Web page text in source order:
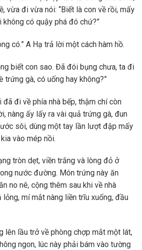
vừa đi vừa nói: “Biết là con về rồi, mấy
không có quậy phá đó chứ?”
có.” A Hạ trả lời một cách hàm hồ.
biết con sao. Đã đói bụng chưa, ta đi
trứng gà, có uống hay không?”
đi về phía nhà bếp, thậm chí còn
nàng ấy lấy ra vài quả trứng gà, đun
sôi, dùng một tay lần lượt đập mấy
vào mép nồi.
tròn dẹt, viền trắng và lòng đỏ ở
nước đường. Món trứng này ăn
no nê, cộng thêm sau khi về nhà
mí mắt nàng liền trĩu xuống, đầu
lên lầu trở về phòng chợp mắt một lát,
ngon, lúc này phải bám vào tường